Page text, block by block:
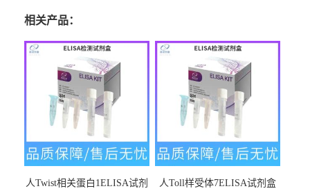
相关产品：
人Twist相关蛋白1ELISA试剂
人Toll样受体7ELISA试剂盒